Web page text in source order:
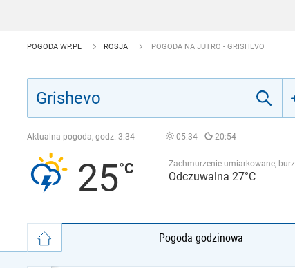
POGODA WP.PL ROSJA POGODA NA JUTRO - GRISHEVO
Aktualna pogoda, godz. 3:34 05:34 20:54
25 Zachmurzenie umiarkowane,
Odczuwalna 27°C
Pogoda godzinowa